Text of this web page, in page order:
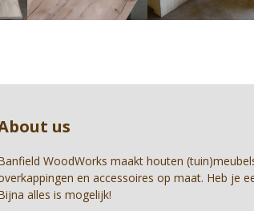
keys
to
the
first
us
WoodWorks maakt houten
en accessoires op maat. Heb je
alles is mogelijk!